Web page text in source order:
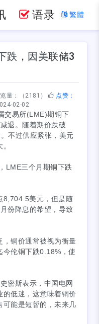
语录 繁體
跌，因美联储3
量：（2181）
点赞：
02-02
交易所(LME)期铜下
退。随着期价跌破
不过供应紧张，美元
三个月期铜下跌
美元，但是随
份降息的希望，导致
铜价通常被视为衡量
今伦铜下跌0.18%，使
斯表示，中国电网
低迷，这意味着铜价
可能是短暂的，未来几